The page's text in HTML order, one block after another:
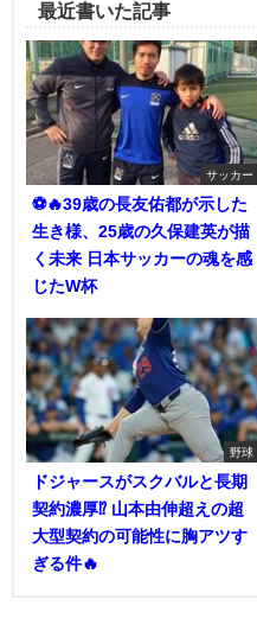
最近書いた記事
サッカー
⚽🔥39歳の長友佑都が示した
生き様、25歳の久保建英が描
く未来 日本サッカーの魂を感
じたW杯
野球
ドジャースがスクバルと長期
契約濃厚⁉︎ 山本由伸超えの超
大型契約の可能性に胸アツす
ぎる件🔥